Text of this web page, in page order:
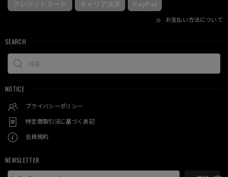
クレジットカード キャリア決済 PayPal
お支払い方法について
SEARCH
NOTICE
プライバシーポリシー
特定商取引法に基づく表記
会員規約
NEWSLETTER